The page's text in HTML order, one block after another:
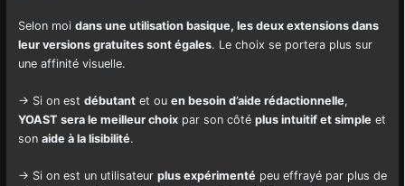
Selon moi dans une utilisation basique, les deux extensions dans
leur versions gratuites sont égales. Le choix se portera plus sur
une affinité visuelle.
→ Si on est débutantet ou en besoin d’aide rédactionnelle,
YOAST sera le meilleur choixpar son côté plus intuitif et simple et
son aide à la lisibilité.
→ Si on est un utilisateur plus expérimenté peu effrayé par plus de